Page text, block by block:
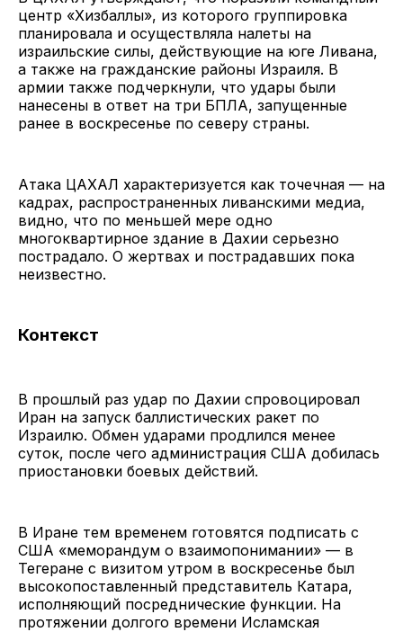
центр «Хизбаллы», из которого группировка
планировала и осуществляла налеты на
израильские силы, действующие на юге Ливана,
а также на гражданские районы Израиля. В
армии также подчеркнули, что удары были
нанесены в ответ на три БПЛА, запущенные
ранее в воскресенье по северу страны.
Атака ЦАХАЛ характеризуется как точечная — на
кадрах, распространенных ливанскими медиа,
видно, что по меньшей мере одно
многоквартирное здание в Дахии серьезно
пострадало. О жертвах и пострадавших пока
неизвестно.
Контекст
В прошлый раз удар по Дахии спровоцировал
Иран на запуск баллистических ракет по
Израилю. Обмен ударами продлился менее
суток, после чего администрация США добилась
приостановки боевых действий.
В Иране тем временем готовятся подписать с
США «меморандум о взаимопонимании» — в
Тегеране с визитом утром в воскресенье был
высокопоставленный представитель Катара,
исполняющий посреднические функции. На
протяжении долгого времени Исламская